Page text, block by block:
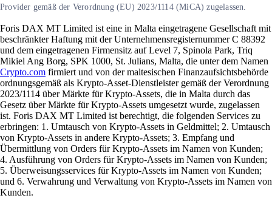
Provider gemäß der Verordnung (EU) 2023/1114 (MiCA) zugelassen.
Foris DAX MT Limited ist eine in Malta eingetragene Gesellschaft mit
beschränkter Haftung mit der Unternehmensregisternummer C 88392
und dem eingetragenen Firmensitz auf Level 7, Spinola Park, Triq
Mikiel Ang Borg, SPK 1000, St. Julians, Malta, die unter dem Namen
Crypto.com firmiert und von der maltesischen Finanzaufsichtsbehörde
ordnungsgemäß als Krypto-Asset-Dienstleister gemäß der Verordnung
2023/1114 über Märkte für Krypto-Assets, die in Malta durch das
Gesetz über Märkte für Krypto-Assets umgesetzt wurde, zugelassen
ist. Foris DAX MT Limited ist berechtigt, die folgenden Services zu
erbringen: 1. Umtausch von Krypto-Assets in Geldmittel; 2. Umtausch
von Krypto-Assets in andere Krypto-Assets; 3. Empfang und
Übermittlung von Orders für Krypto-Assets im Namen von Kunden;
4. Ausführung von Orders für Krypto-Assets im Namen von Kunden;
5. Überweisungsservices für Krypto-Assets im Namen von Kunden;
und 6. Verwahrung und Verwaltung von Krypto-Assets im Namen von
Kunden.